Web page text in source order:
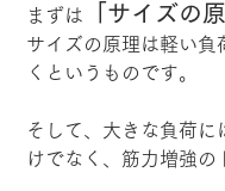
まずは 「サイズの原
サイズの原理は軽い負
くというものです。
そして、大きな負荷
けでなく、筋力増強の